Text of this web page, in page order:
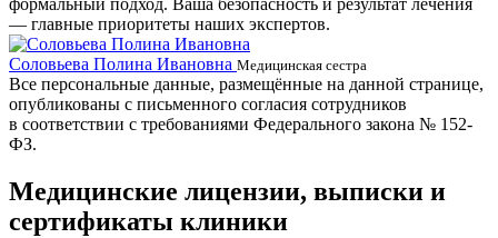
— главные приоритеты наших экспертов.
Соловьева Полина Ивановна Медицинская сестра
Все персональные данные, размещённые на данной странице,
опубликованы с письменного согласия сотрудников
в соответствии с требованиями Федерального закона № 152-
ФЗ.
Медицинские лицензии, выписки и
сертификаты клиники